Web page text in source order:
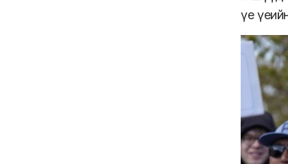
үе